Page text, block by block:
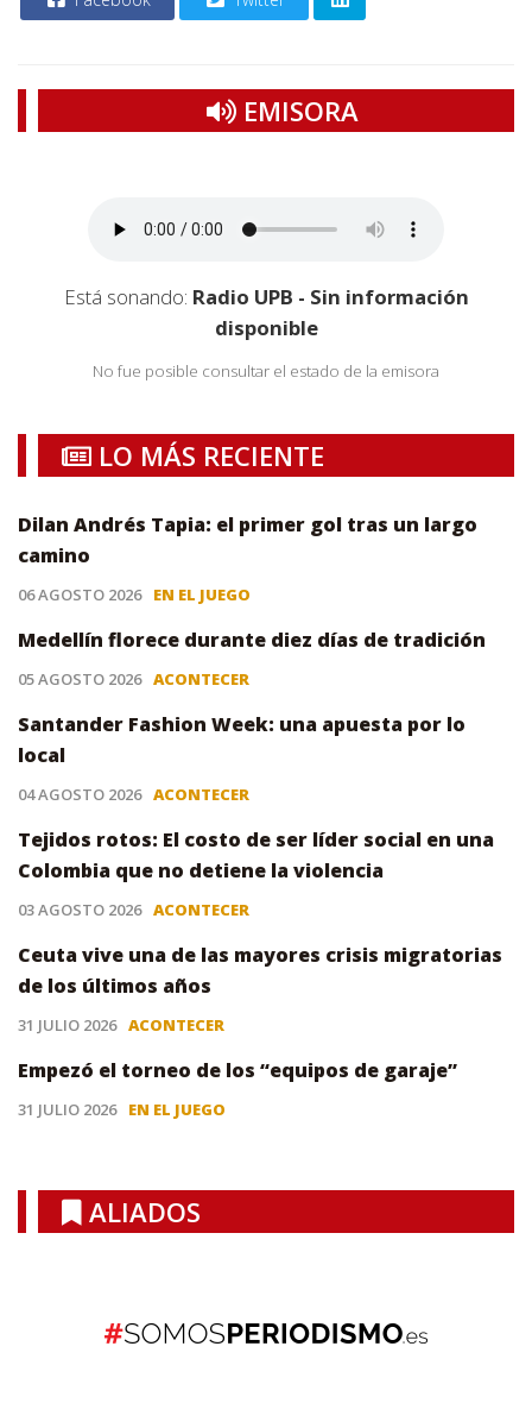
EMISORA
Está sonando: Radio UPB - Sin información
disponible
No fue posible consultar el estado de la emisora
LO MÁS RECIENTE
Dilan Andrés Tapia: el primer gol tras un largo
camino
06 AGOSTO 2026 EN EL JUEGO
Medellín florece durante diez días de tradición
05 AGOSTO 2026 ACONTECER
Santander Fashion Week: una apuesta por lo
local
04 AGOSTO 2026 ACONTECER
Tejidos rotos: El costo de ser líder social en una
Colombia que no detiene la violencia
03 AGOSTO 2026 ACONTECER
Ceuta vive una de las mayores crisis migratorias
de los últimos años
31 JULIO 2026 ACONTECER
Empezó el torneo de los “equipos de garaje”
31 JULIO 2026 EN EL JUEGO
ALIADOS